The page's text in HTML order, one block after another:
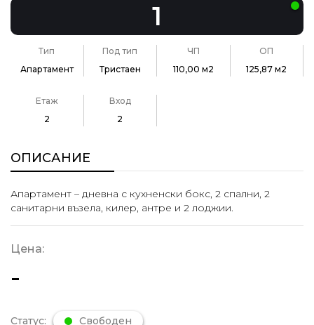
1
Тип
Апартамент
Под тип
Тристаен
ЧП
110,00 м2
ОП
125,87 м2
Етаж
2
Вход
2
ОПИСАНИЕ
Апартамент – дневна с кухненски бокс, 2 спални, 2
санитарни възела, килер, антре и 2 лоджии.
Цена:
-
Статус: Свободен